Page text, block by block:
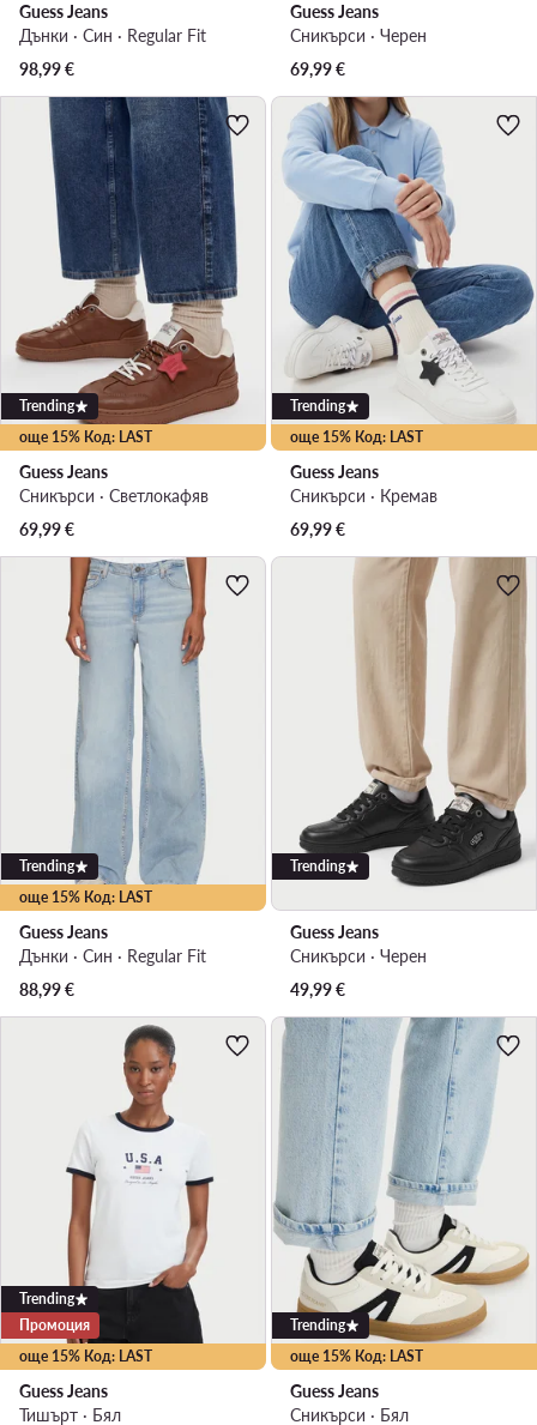
Guess Jeans
Дънки · Син · Regular Fit
98,99€
Guess Jeans
Сникърси · Черен
69,99€
още 15% Код: LAST
Trending
Guess Jeans
Сникърси · Светлокафяв
69,99€
още 15% Код: LAST
Trending
Guess Jeans
Сникърси · Кремав
69,99€
още 15% Код: LAST
Trending
Guess Jeans
Дънки · Син · Regular Fit
88,99€
Trending
Guess Jeans
Сникърси · Черен
49,99€
още 15% Код: LAST
Trending
Промоция
Guess Jeans
Тишърт · Бял
още 15% Код: LAST
Trending
Guess Jeans
Сникърси · Бял